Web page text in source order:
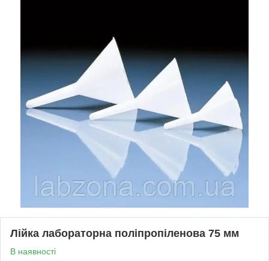
Лійка лабораторна поліпропіленова 75 мм
В наявності